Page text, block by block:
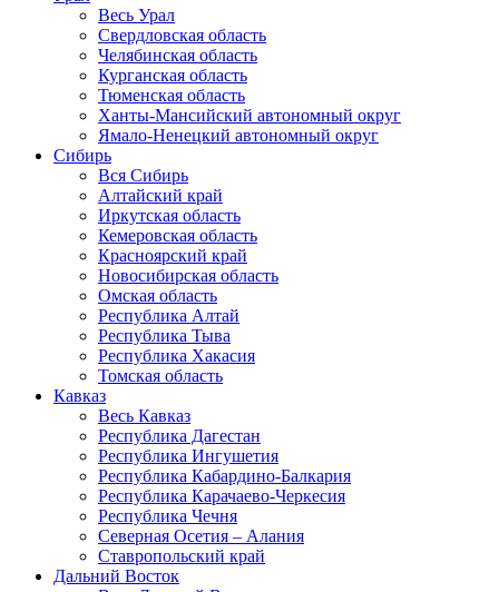
Весь Урал
Свердловская область
Челябинская область
Курганская область
Тюменская область
Ханты-Мансийский автономный округ
Ямало-Ненецкий автономный округ
Сибирь
Вся Сибирь
Алтайский край
Иркутская область
Кемеровская область
Красноярский край
Новосибирская область
Омская область
Республика Алтай
Республика Тыва
Республика Хакасия
Томская область
Кавказ
Весь Кавказ
Республика Дагестан
Республика Ингушетия
Республика Кабардино-Балкария
Республика Карачаево-Черкесия
Республика Чечня
Северная Осетия – Алания
Ставропольский край
Дальний Восток